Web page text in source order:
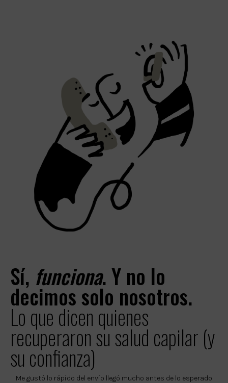
Sí, funciona. Y no lo
decimos solo nosotros.
Lo que dicen quienes
recuperaron su salud capilar (y
su confianza)
Me gustó lo rápido del envío llegó mucho antes de lo esperado